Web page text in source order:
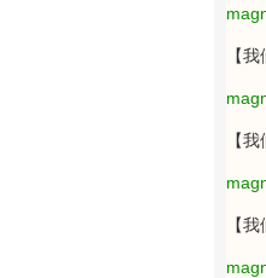
【
【
【